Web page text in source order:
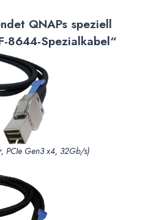
QNAPs speziell
8644-Spezialkabel“
PCIe Gen3 x4, 32Gb/s)